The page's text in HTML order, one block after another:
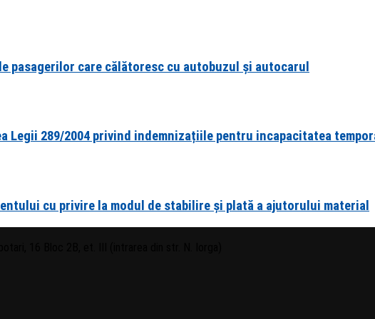
pasagerilor care călătoresc cu autobuzul și autocarul
Legii 289/2004 privind indemnizațiile pentru incapacitatea
cu privire la modul de stabilire și plată a ajutorului material